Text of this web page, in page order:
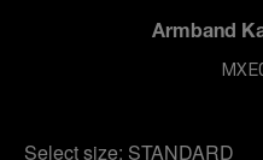
Armband
Select size: STANDARD